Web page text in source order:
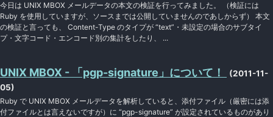
今日は UNIX MBOX メールデータの本文の検証を行ってみました。 （検証には
Ruby を使用していますが、ソースまでは公開していませんのであしからず） 本文
の検証と言っても、 Content-Type のタイプが “text”・未設定の場合のサブタイ
プ・文字コード・エンコード別の集計をしたり、 ...
UNIX MBOX - 「pgp-signature」について！
(2011-11-
05)
Ruby で UNIX MBOX メールデータを解析していると、添付ファイル（厳密には添
付ファイルとは言えないですが）に “pgp-signature” が設定されているものがあり